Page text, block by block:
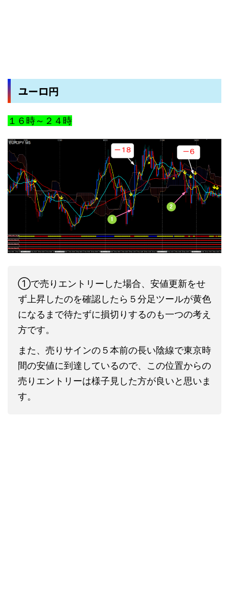
ユーロ円
１６時～２４時
①で売りエントリーした場合、安値更新をせ
ず上昇したのを確認したら５分足ツールが黄色
になるまで待たずに損切りするのも一つの考え
方です。
また、売りサインの５本前の長い陰線で東京時
間の安値に到達しているので、この位置からの
売りエントリーは様子見した方が良いと思いま
す。